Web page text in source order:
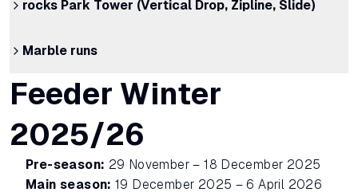
rocks Park Tower (Vertical Drop, Zipline, Slide)
Marble runs
Feeder Winter
2025/26
Pre-season: 29 November – 18 December 2025
Main season: 19 December 2025 – 6 April 2026